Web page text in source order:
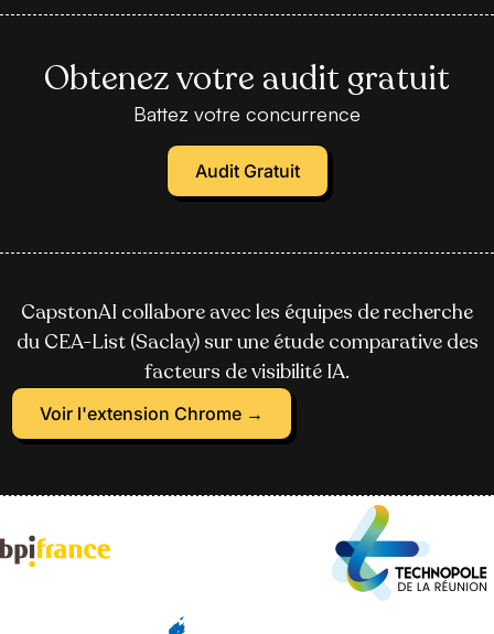
Obtenez votre audit gratuit
Battez votre concurrence
Audit Gratuit
CapstonAI collabore avec les équipes de recherche
du CEA-List (Saclay) sur une étude comparative des
facteurs de visibilité IA.
Voir l'extension Chrome →